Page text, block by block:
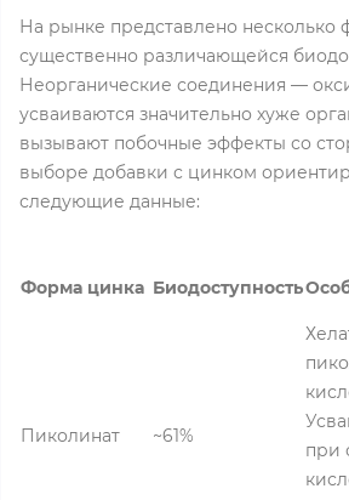
На рынке представлено несколько
существенно различающейся
Неорганические соединения —
усваиваются значительно хуже
вызывают побочные эффекты со
выборе добавки с цинком
следующие данные:
Форма цинка Биодоступность
Пиколинат ~61%
при